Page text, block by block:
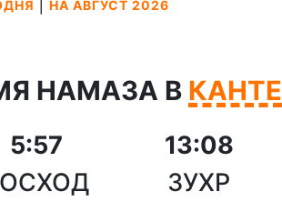
НА АВГУСТ 2026
НАМАЗА В КАНТЕ
5:57
13:08
ЗУХР